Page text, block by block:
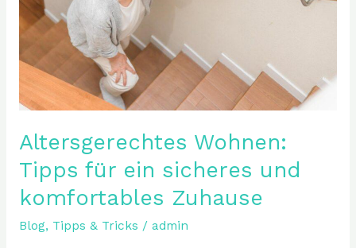
Altersgerechtes Wohnen:
Tipps für ein sicheres und
komfortables Zuhause
Blog, Tipps & Tricks / admin
und
komfortables
Zuhause